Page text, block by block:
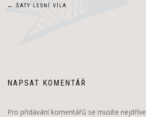
Navigace
← ŠATY LESNÍ VÍLA
NAPSAT KOMENTÁŘ
Pro přidávání komentářů se musíte nejdříve